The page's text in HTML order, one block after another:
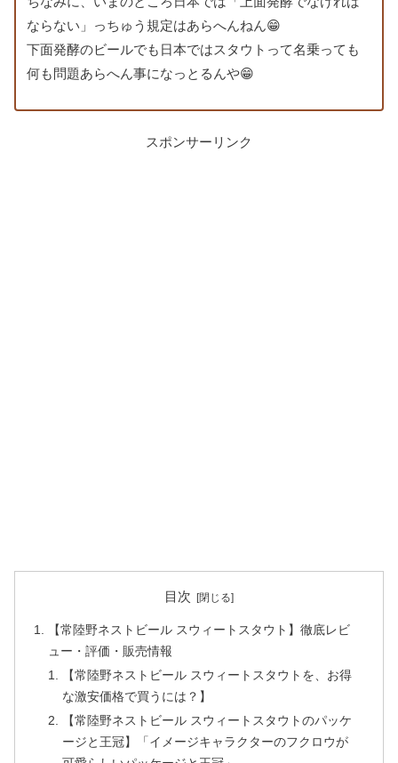
ならない」っちゅう規定はあらへんねん😁
下面発酵のビールでも日本ではスタウトって名乗っても
何も問題あらへん事になっとるんや😁
スポンサーリンク
目次
【常陸野ネストビール スウィートスタウト】徹底レビ
ュー・評価・販売情報
【常陸野ネストビール スウィートスタウトを、お得
な激安価格で買うには？】
【常陸野ネストビール スウィートスタウトのパッケ
ージと王冠】「イメージキャラクターのフクロウが